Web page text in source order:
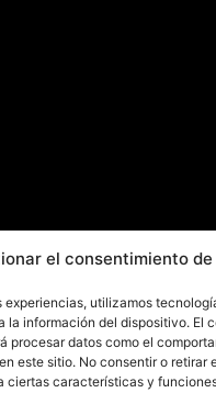
el consentimiento
experiencias, utilizamos
la información del dispositivo. El
procesar datos como el
este sitio. No consentir o retirar
ciertas características y